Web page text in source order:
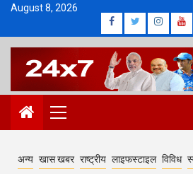
Skip
content
August 8, 2026
Facebook
Twitter
Primary
Menu
अन्य खास खबर राष्ट्रीय लाइफस्टाइल विविध